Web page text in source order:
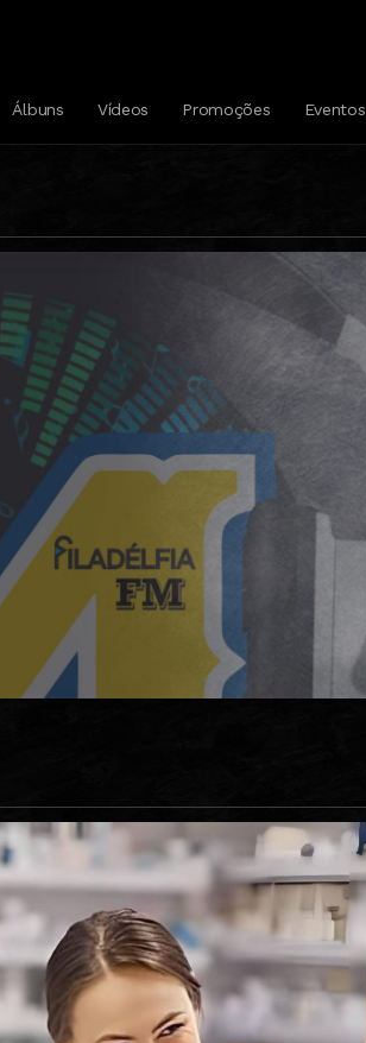
Álbuns Vídeos Promoções Eventos